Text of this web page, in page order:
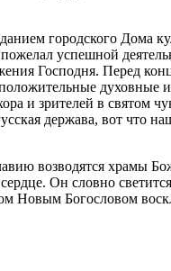
городского Дома
успешной
Господня. Перед
и зрителей в святом
держава, вот что
возводятся храмы
Он словно
Богословом